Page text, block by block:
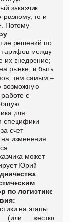
заказчик
разному, то и
Потому
решений по
тарифов между
их внедрение;
рынке, и быть
тем самым –
возможную
с
для
специфики
счет
на изменения
может
Юрий
по логистике
на этапы.
(или жестко